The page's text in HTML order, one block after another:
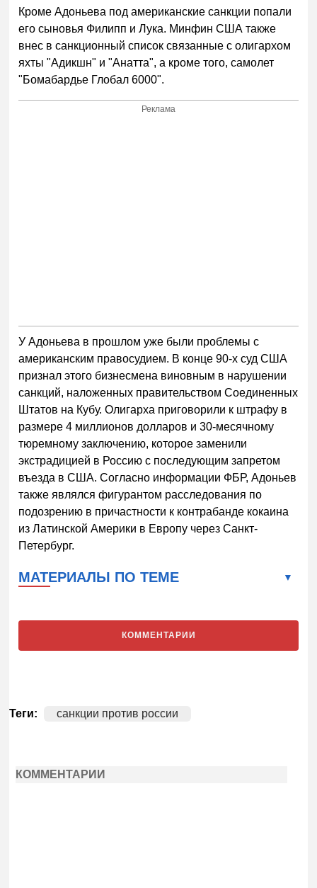
Кроме Адоньева под американские санкции попали
его сыновья Филипп и Лука. Минфин США также
внес в санкционный список связанные с олигархом
яхты "Адикшн" и "Анатта", а кроме того, самолет
"Бомабардье Глобал 6000".
Реклама
У Адоньева в прошлом уже были проблемы с
американским правосудием. В конце 90-х суд США
признал этого бизнесмена виновным в нарушении
санкций, наложенных правительством Соединенных
Штатов на Кубу. Олигарха приговорили к штрафу в
размере 4 миллионов долларов и 30-месячному
тюремному заключению, которое заменили
экстрадицией в Россию с последующим запретом
въезда в США. Согласно информации ФБР, Адоньев
также являлся фигурантом расследования по
подозрению в причастности к контрабанде кокаина
из Латинской Америки в Европу через Санкт-
Петербург.
МАТЕРИАЛЫ ПО ТЕМЕ
КОММЕНТАРИИ
Теги: санкции против россии
КОММЕНТАРИИ